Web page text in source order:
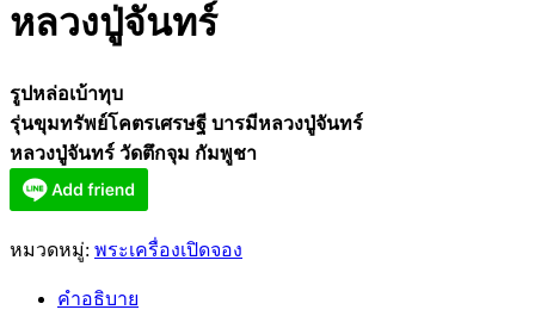
หลวงปู่จันทร์
รูปหล่อเบ้าทุบ
รุ่นขุมทรัพย์โคตรเศรษฐี บารมีหลวงปู่จันทร์
หลวงปู่จันทร์ วัดตึกจุม กัมพูชา
หมวดหมู่: พระเครื่องเปิดจอง
คำอธิบาย